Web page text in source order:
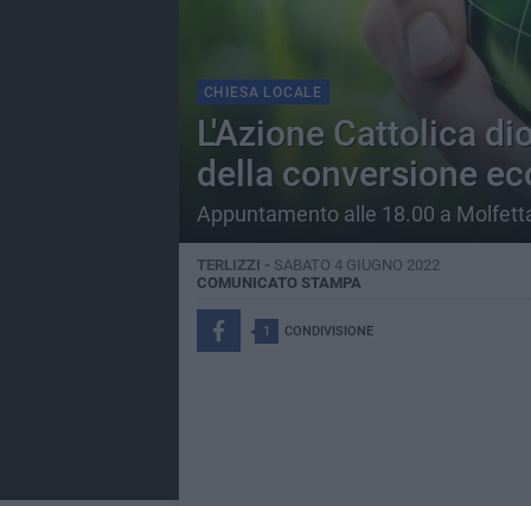
CHIESA LOCALE
L'Azione Cattolica
della conversione
Appuntamento alle 18.00 a
TERLIZZI - SABATO 4 GIUGNO 2022
COMUNICATO STAMPA
1 CONDIVISIONE